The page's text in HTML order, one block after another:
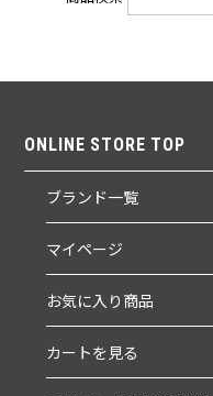
ONLINE STORE TOP
ブランド一覧
マイページ
お気に入り商品
カートを見る